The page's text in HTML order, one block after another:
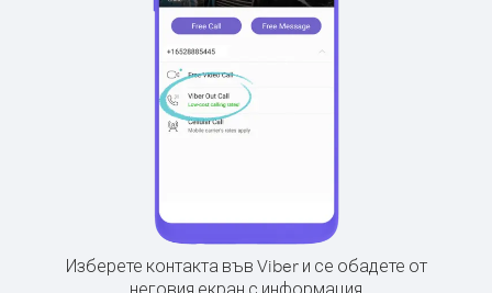
Изберете контакта във Viber и се обадете от
неговия екран с информация